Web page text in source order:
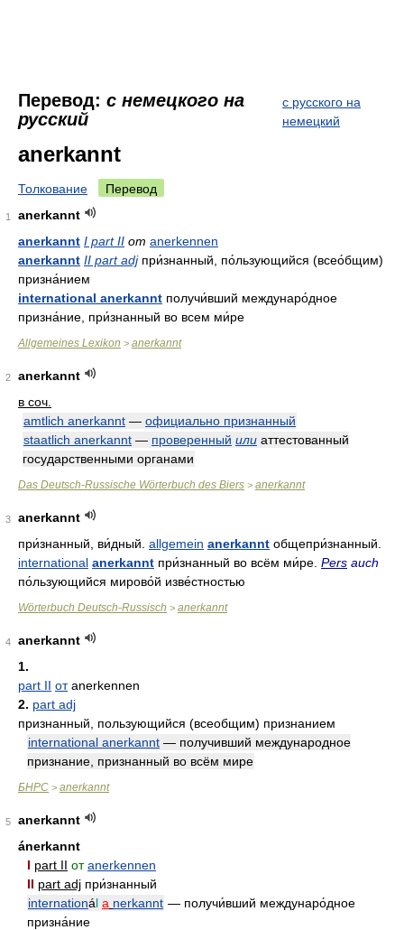
Перевод: с немецкого на
русский
с русского на
немецкий
anerkannt
Толкование Перевод
1
anerkannt
anerkannt I part II от anerkennen
anerkannt II part adjпри́знанный, по́льзующийся (всео́бщим)
призна́нием
international anerkannt получи́вший междунаро́дное
призна́ние, при́знанный во всем ми́ре
Allgemeines Lexikon > anerkannt
2
anerkannt
в соч.
amtlich anerkannt — официально признанный
staatlich anerkannt — проверенный или аттестованный
государственными органами
Das Deutsch-Russische Wörterbuch des Biers > anerkannt
3
anerkannt
при́знанный
ви́дный allgemein anerkannt общепри́знанный
international anerkannt при́знанный во всём ми́ре Pers auch
по́льзующийся мирово́й изве́стностью
Wörterbuch Deutsch-Russisch > anerkannt
4
anerkannt
1.
part II от anerkennen
2. part adj
признанный, пользующийся (всеобщим) признанием
international anerkannt — получивший международное
признание, признанный во всём мире
БНРС > anerkannt
5
anerkannt
ánerkannt
I part II от anerkennen
II part adj при́знанный
internationál a nerkannt — получи́вший междунаро́дное
призна́ние